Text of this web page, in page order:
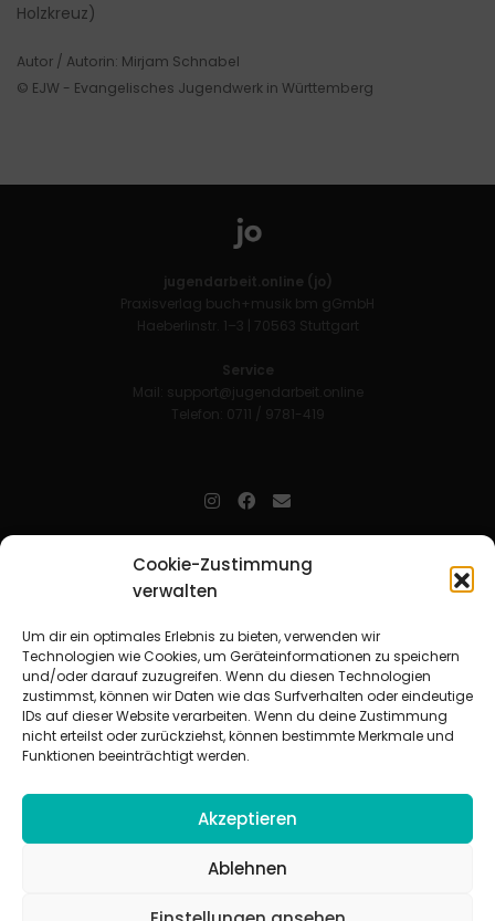
Cookie-Zustimmung
verwalten
Um dir ein optimales Erlebnis zu bieten, verwenden wir
Technologien wie Cookies, um Geräteinformationen zu speichern
und/oder darauf zuzugreifen. Wenn du diesen Technologien
zustimmst, können wir Daten wie das Surfverhalten oder eindeutige
IDs auf dieser Website verarbeiten. Wenn du deine Zustimmung
nicht erteilst oder zurückziehst, können bestimmte Merkmale und
Funktionen beeinträchtigt werden.
Akzeptieren
Ablehnen
Holzkreuz)
Autor / Autorin: Mirjam Schnabel
© EJW - Evangelisches Jugendwerk in Württemberg
jugendarbeit.online (jo)
Praxisverlag buch+musik bm gGmbH
Haeberlinstr. 1–3 | 70563 Stuttgart
Service
Mail: support@jugendarbeit.online
Telefon: 0711 / 9781-419
Mitarbeitende in der christlichen Kinder-, Jugend- und jungen
Erwachsenenarbeit. Aufjofindet man unkompliziert und schnell
Beziehungsarbeit.
Beteiligte Verbände
CVJM-Landesverband Bayern e. V. |CVJM-Gesamtverband in
Deutschland e. V.
CVJM-Westbund e. V.|Deutscher Jugendverband „Entschieden für
Christus“ e. V.